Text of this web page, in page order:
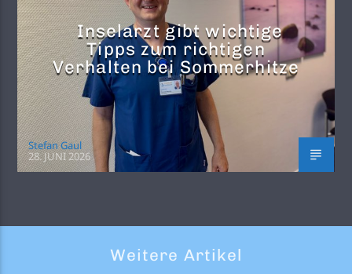
Inselarzt gibt wichtige
Tipps zum richtigen
Verhalten bei Sommerhitze
Stefan Gaul
28. JUNI 2026
Weitere Artikel